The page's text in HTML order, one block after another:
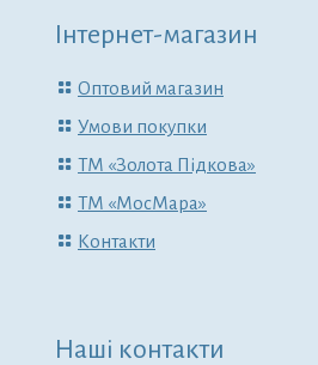
Інтернет-магазин
Оптовий магазин
Умови покупки
ТМ «Золота Підкова»
ТМ «МосМара»
Контакти
Наші контакти